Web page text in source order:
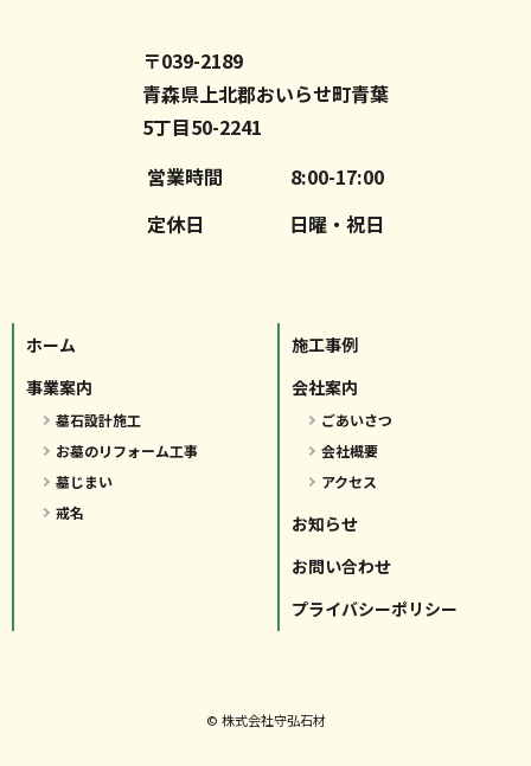
〒039-2189
青森県上北郡おいらせ町青葉
5丁目50-2241
営業時間
8:00-17:00
定休日
日曜・祝日
ホーム
事業案内
墓石設計施工
お墓のリフォーム工事
墓じまい
戒名
施工事例
会社案内
ごあいさつ
会社概要
アクセス
お知らせ
お問い合わせ
プライバシーポリシー
© 株式会社守弘石材